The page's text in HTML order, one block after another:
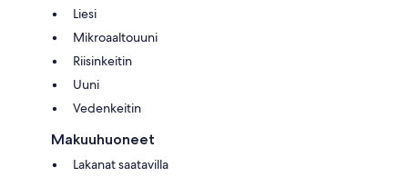
Liesi
Mikroaaltouuni
Riisinkeitin
Uuni
Vedenkeitin
Makuuhuoneet
Lakanat saatavilla